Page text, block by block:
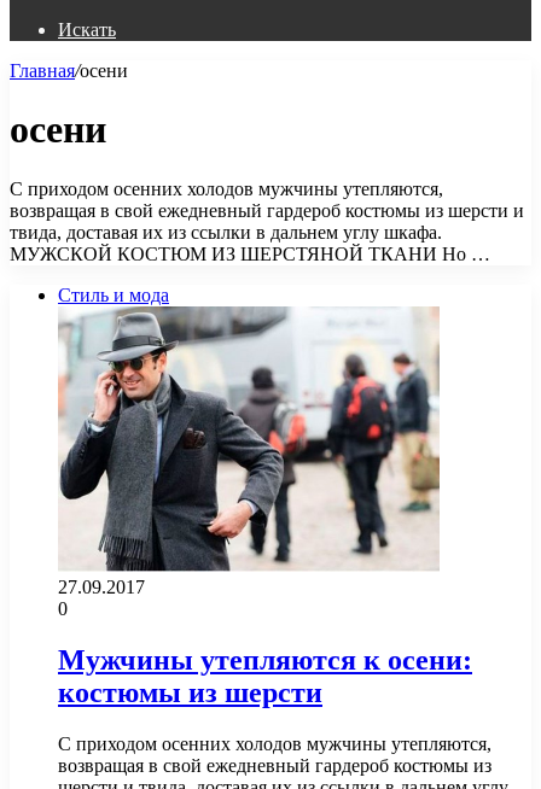
Искать
Главная/осени
осени
С приходом осенних холодов мужчины утепляются,
возвращая в свой ежедневный гардероб костюмы из шерсти и
твида, доставая их из ссылки в дальнем углу шкафа.
МУЖСКОЙ КОСТЮМ ИЗ ШЕРСТЯНОЙ ТКАНИ Но …
Стиль и мода
27.09.2017
0
Мужчины утепляются к осени:
костюмы из шерсти
С приходом осенних холодов мужчины утепляются,
возвращая в свой ежедневный гардероб костюмы из